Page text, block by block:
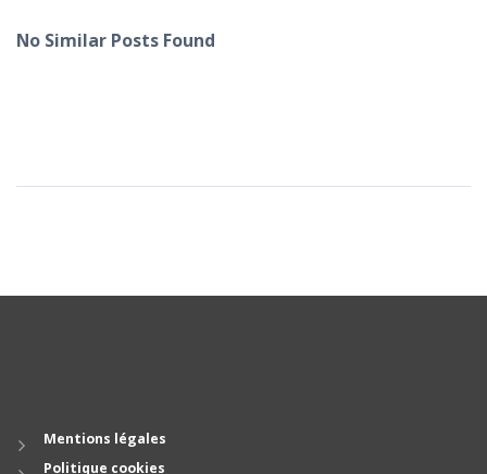
No Similar Posts Found
Mentions légales
Politique cookies